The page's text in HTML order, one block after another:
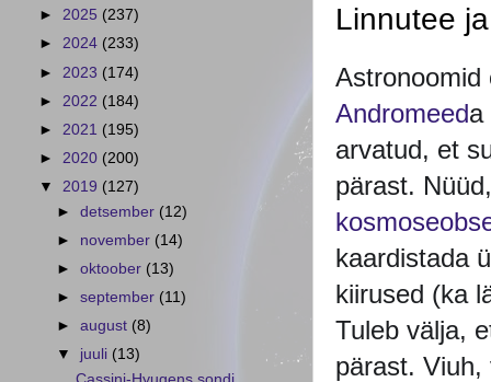
Linnutee
Astronoomid
Andromeeda
arvatud, et
pärast.
kaardistada
kiirused (ka
Tuleb välja,
pärast. Viuh,
► 2025 (237)
► 2024 (233)
► 2023 (174)
► 2022 (184)
► 2021 (195)
► 2020 (200)
▼ 2019 (127)
►detsember (12)
► november (14)
►oktoober (13)
►september (11)
►august (8)
▼ juuli (13)